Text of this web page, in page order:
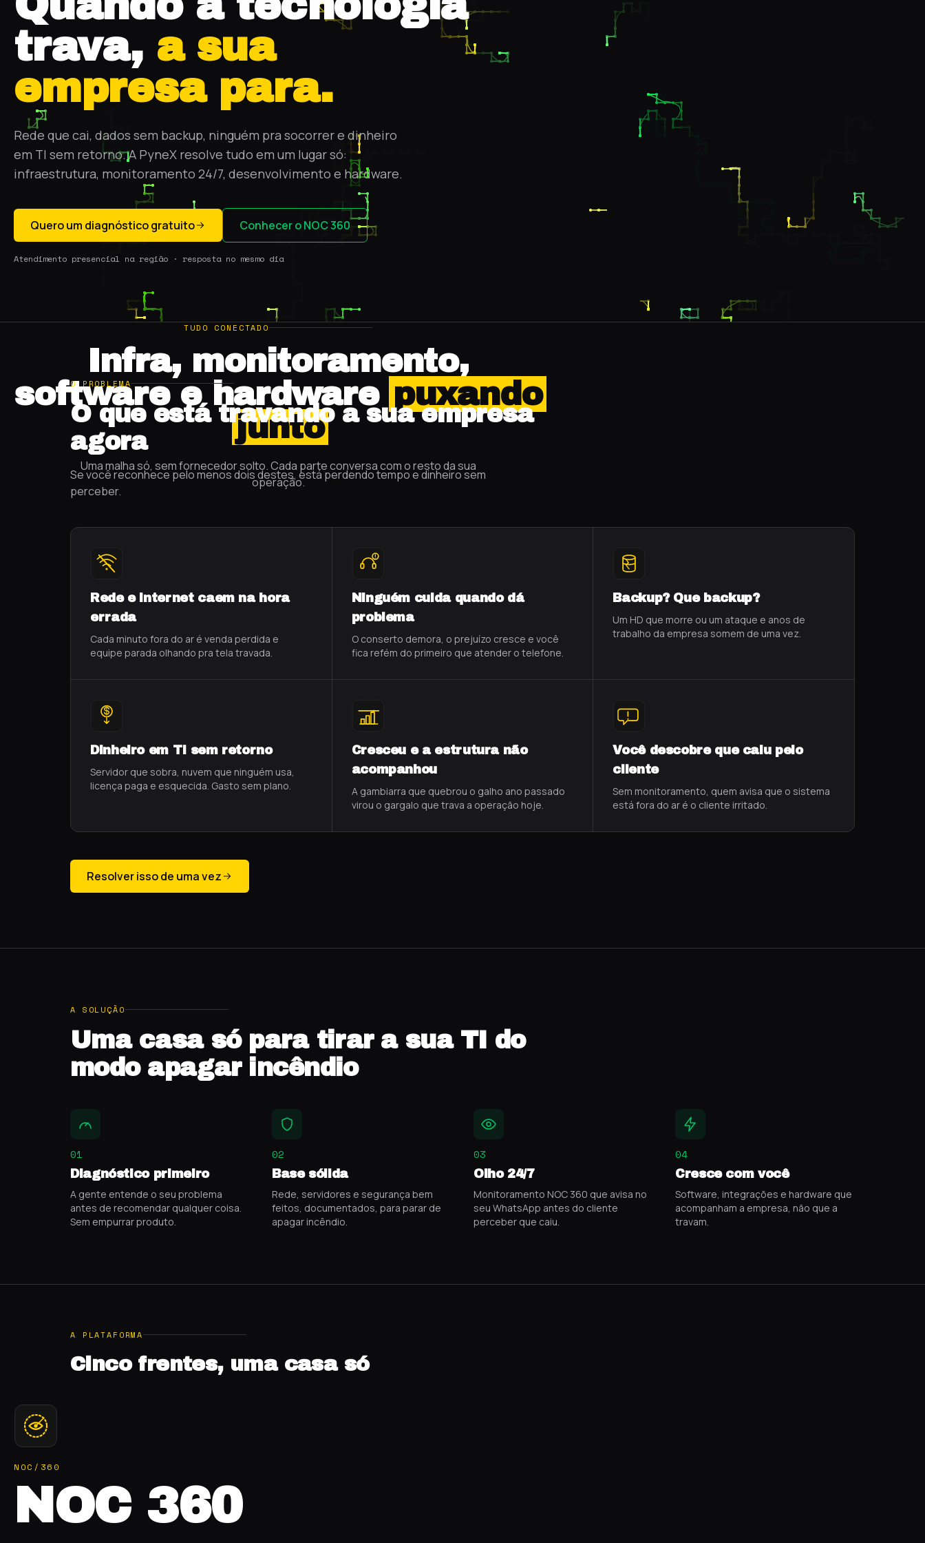
trava, a sua
empresa para.
Rede que cai, dados sem backup, ninguém pra socorrer e dinheiro
em TI sem retorno. A PyneX resolve tudo em um lugar só:
infraestrutura, monitoramento 24/7, desenvolvimento e hardware.
Quero um diagnóstico gratuito Conhecer o NOC 360
Atendimento presencial na região · resposta no mesmo dia
TUDO CONECTADO
Infra, monitoramento,
software e hardware puxando
junto
Uma malha só, sem fornecedor solto. Cada parte conversa com o resto da sua
operação.
O PROBLEMA
O que está travando a sua empresa
agora
Se você reconhece pelo menos dois destes, está perdendo tempo e dinheiro sem
perceber.
Rede e internet caem na hora
errada
Cada minuto fora do ar é venda perdida e
equipe parada olhando pra tela travada.
Ninguém cuida quando dá
problema
O conserto demora, o prejuízo cresce e você
fica refém do primeiro que atender o telefone.
Backup? Que backup?
Um HD que morre ou um ataque e anos de
trabalho da empresa somem de uma vez.
Dinheiro em TI sem retorno
Servidor que sobra, nuvem que ninguém usa,
licença paga e esquecida. Gasto sem plano.
Cresceu e a estrutura não
acompanhou
A gambiarra que quebrou o galho ano passado
virou o gargalo que trava a operação hoje.
Você descobre que caiu pelo
cliente
Sem monitoramento, quem avisa que o sistema
está fora do ar é o cliente irritado.
Resolver isso de uma vez
A SOLUÇÃO
Uma casa só para tirar a sua TI do
modo apagar incêndio
01
Diagnóstico primeiro
A gente entende o seu problema
antes de recomendar qualquer coisa.
Sem empurrar produto.
02
Base sólida
Rede, servidores e segurança bem
feitos, documentados, para parar de
apagar incêndio.
03
Olho 24/7
Monitoramento NOC 360 que avisa no
seu WhatsApp antes do cliente
perceber que caiu.
04
Cresce com você
Software, integrações e hardware que
acompanham a empresa, não que a
travam.
A PLATAFORMA
Cinco frentes, uma casa só
STORE
Loja